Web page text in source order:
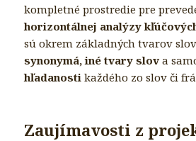
kompletné prostredie pre
horizontálnej analýzy
sú okrem základných tvarov
synonymá, iné tvary slov a
hľadanosti každého zo slov či
Zaujímavosti z